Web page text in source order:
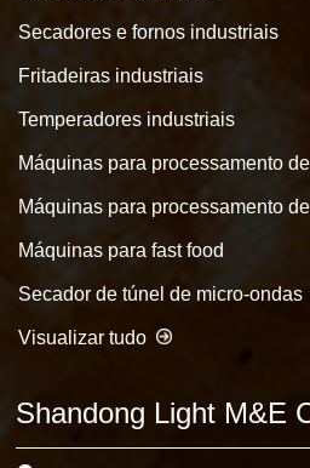
Secadores e fornos industriais
Fritadeiras industriais
Temperadores industriais
Máquinas para processamento
Máquinas para processamento
Máquinas para fast food
Secador de túnel de micro-ondas
Visualizar tudo
Shandong Light M&E